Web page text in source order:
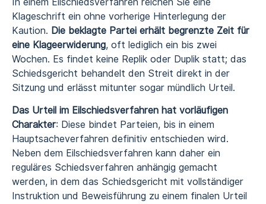
Klageschrift ein ohne vorherige Hinterlegung der
Kaution. Die beklagte Partei erhält begrenzte Zeit für
eine Klageerwiderung, oft lediglich ein bis zwei
Wochen. Es findet keine Replik oder Duplik statt; das
Schiedsgericht behandelt den Streit direkt in der
Sitzung und erlässt mitunter sogar mündlich Urteil.
Das Urteil im Eilschiedsverfahren hat vorläufigen
Charakter: Diese bindet Parteien, bis in einem
Hauptsacheverfahren definitiv entschieden wird.
Neben dem Eilschiedsverfahren kann daher ein
reguläres Schiedsverfahren anhängig gemacht
werden, in dem das Schiedsgericht mit vollständiger
Instruktion und Beweisführung zu einem finalen Urteil